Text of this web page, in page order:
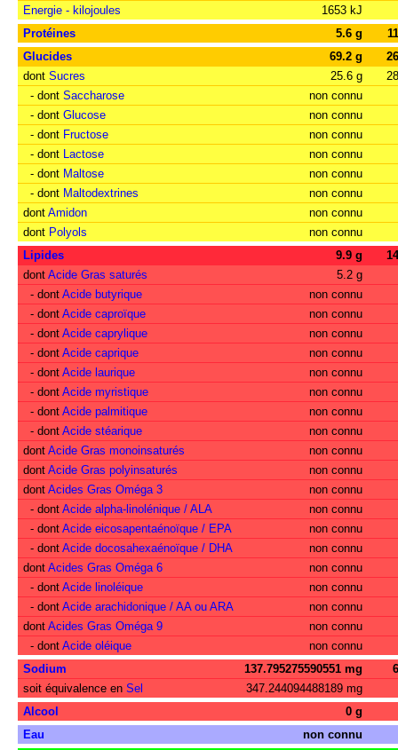
Energie - kilojoules
1653 kJ
Protéines
5.6 g
Glucides
69.2 g
dont Sucres 25.6 g
- dont Saccharose
non connu
- dont Glucose
non connu
- dont Fructose
non connu
- dont Lactose
non connu
- dont Maltose
non connu
- dont Maltodextrines
non connu
dont Amidon
non connu
dont Polyols
non connu
Lipides
9.9 g
dont Acide Gras saturés
5.2 g
- dont Acide butyrique
non connu
- dont Acide caproïque
non connu
- dont Acide caprylique
non connu
- dont Acide caprique
non connu
- dont Acide laurique
non connu
- dont Acide myristique
non connu
- dont Acide palmitique
non connu
- dont Acide stéarique
non connu
dont Acide Gras monoinsaturés
non connu
dont Acide Gras polyinsaturés
non connu
dont Acides Gras Oméga 3
non connu
- dont Acide alpha-linolénique / ALA
non connu
- dont Acide eicosapentaénoïque / EPA
non connu
- dont Acide docosahexaénoïque / DHA
non connu
dont Acides Gras Oméga 6
non connu
- dont Acide linoléique
non connu
- dont Acide arachidonique / AA ou ARA
non connu
dont Acides Gras Oméga 9
non connu
- dont Acide oléique
non connu
Sodium
137.795275590551 mg
soit équivalence en Sel
347.244094488189 mg
Alcool
0 g
Eau
non connu